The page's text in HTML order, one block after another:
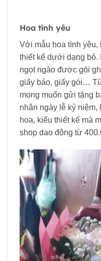
Hoa tình yêu
Với mẫu hoa tình
thiết kế dưới dạng bó.
ngọt ngào được gói
giấy báo, giấy gói…
mong muốn gửi tặng
nhân ngày lễ kỷ niệm,
hoa, kiểu thiết kế mà
shop dao động từ